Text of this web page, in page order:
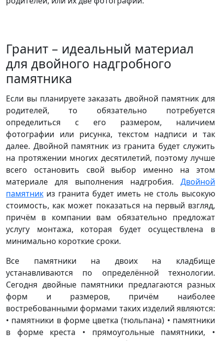
Гранит – идеальный материал
для двойного надгробного
памятника
Если вы планируете заказать двойной памятник для
родителей, то обязательно потребуется
определиться с его размером, наличием
фотографии или рисунка, текстом надписи и так
далее. Двойной памятник из гранита будет служить
на протяжении многих десятилетий, поэтому лучше
всего остановить свой выбор именно на этом
материале для выполнения надгробия. Двойной
памятник из гранита будет иметь не столь высокую
стоимость, как может показаться на первый взгляд,
причём в компании вам обязательно предложат
услугу монтажа, которая будет осуществлена в
минимально короткие сроки.
Все памятники на двоих на кладбище
устанавливаются по определённой технологии.
Сегодня двойные памятники предлагаются разных
форм и размеров, причём наиболее
востребованными формами таких изделий являются:
• памятники в форме цветка (тюльпана) • памятники
в форме креста • прямоугольные памятники, •